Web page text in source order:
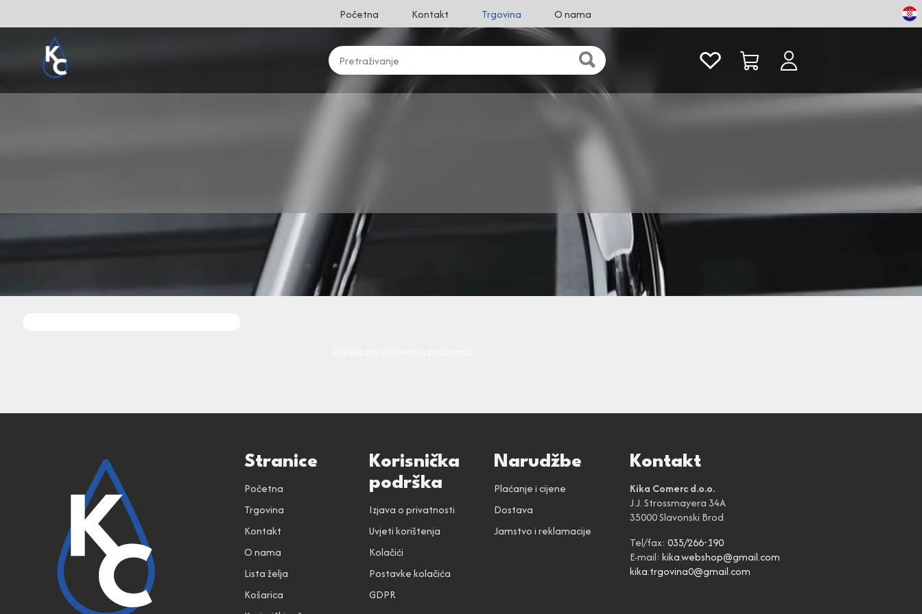
Početna Kontakt Trgovina O nama
Stranice
Početna
Trgovina
Kontakt
O nama
Lista želja
Košarica
Korisnička
podrška
Izjava o privatnosti
Uvjeti korištenja
Kolačići
Postavke kolačića
GDPR
Narudžbe
Plaćanje i cijene
Dostava
Jamstvo i reklamacije
Kontakt
Kika Comerc d.o.o.
J.J. Strossmayera 34A
35000 Slavonski Brod
Tel/fax: 035/266-190
E-mail: kika.webshop@gmail.com
kika.trgovina0@gmail.com